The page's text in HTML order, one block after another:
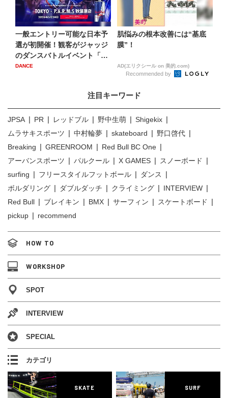
一般エントリー可能な日本予
選が初開催！観客がジャッジ
のダンスバトルイベント「R
e...
DANCE
肌悩みの根本改善には“基底
膜”！
AD(エリクシール on 美的.com)
Recommended by
注目キーワード
JPSA PR レッドブル 野中生萌
Shigekix
ムラサキスポーツ
中村輪夢 skateboard
野口啓代
Breaking
GREENROOM
Red Bull BC One
アーバンスポーツ
パルクール X GAMES
スノーボード
surfing
フリースタイルフットボール
ダンス
ボルダリング
ダブルダッチ クライミング
INTERVIEW
Red Bull
ブレイキン BMX サーフィン
スケートボード
pickup
recommend
HOW TO
WORKSHOP
SPOT
INTERVIEW
SPECIAL
カテゴリ
SKATE SURF